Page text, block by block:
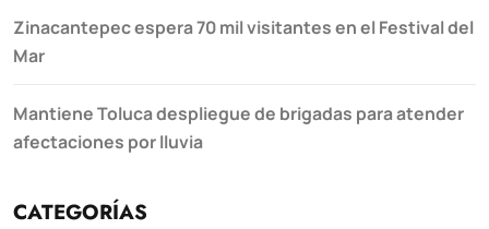
Zinacantepec espera 70 mil visitantes en el Festival del
Mar
Mantiene Toluca despliegue de brigadas para atender
afectaciones por lluvia
CATEGORÍAS